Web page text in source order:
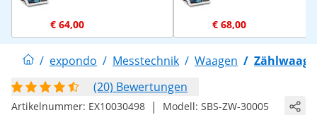
€ 64,00 € 68,00
/ expondo / Messtechnik / Waagen /
(20) Bewertungen
Artikelnummer: EX10030498 | Modell: SBS-ZW-30005